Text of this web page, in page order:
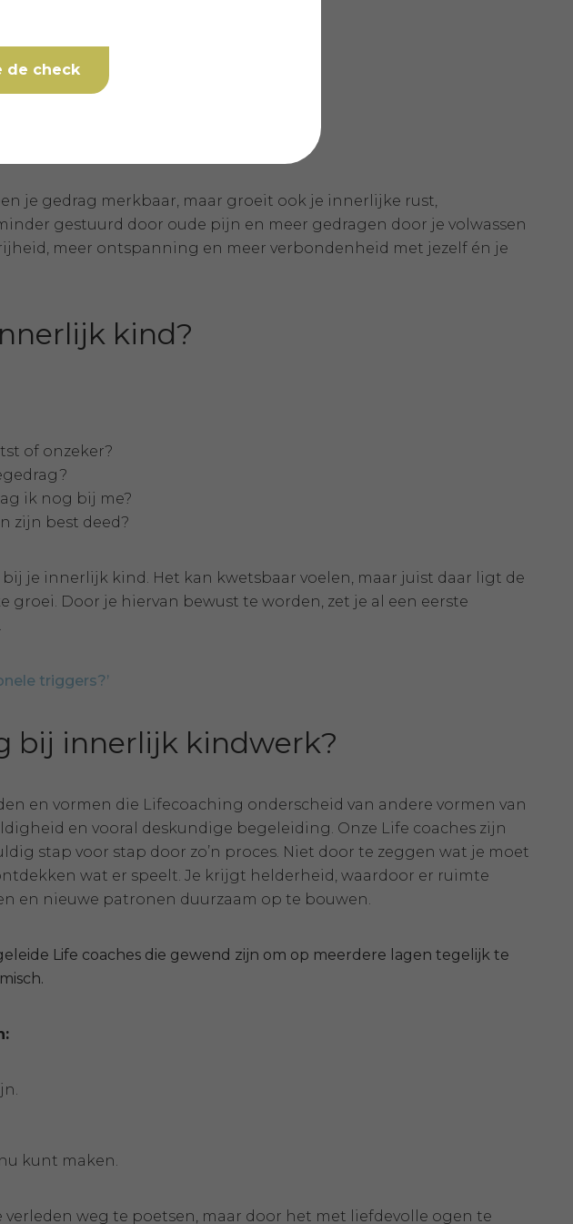
bindingsangst, verlatingsangst).
je gedrag merkbaar, maar groeit ook je innerlijke rust,
gestuurd door oude pijn en meer gedragen door je volwassen
meer ontspanning en meer verbondenheid met jezelf én je
kind?
of onzeker?
ik nog bij me?
zijn best deed?
je innerlijk kind. Het kan kwetsbaar voelen, maar juist daar ligt de
Door je hiervan bewust te worden, zet je al een eerste
triggers?’
bij innerlijk kindwerk?
en vormen die Lifecoaching onderscheid van andere vormen van
en vooral deskundige begeleiding. Onze Life coaches zijn
stap voor stap door zo’n proces. Niet door te zeggen wat je moet
wat er speelt. Je krijgt helderheid, waardoor er ruimte
en nieuwe patronen duurzaam op te bouwen.
Life coaches die gewend zijn om op meerdere lagen tegelijk te
kunt maken.
weg te poetsen, maar door het met liefdevolle ogen te
de check